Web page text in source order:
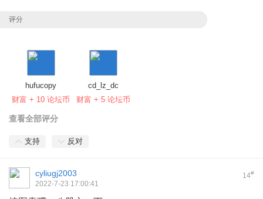
评分
hufucopy
财富 + 10 论坛币
cd_lz_dc
财富 + 5 论坛币
查看全部评分
支持 反对
14#
cyliugj2003
2022-7-23 17:00:41